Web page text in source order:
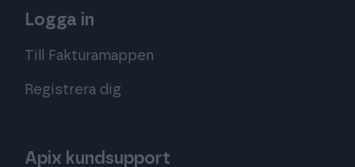
Logga in
Till Fakturamappen
Registrera dig
Apix kundsupport